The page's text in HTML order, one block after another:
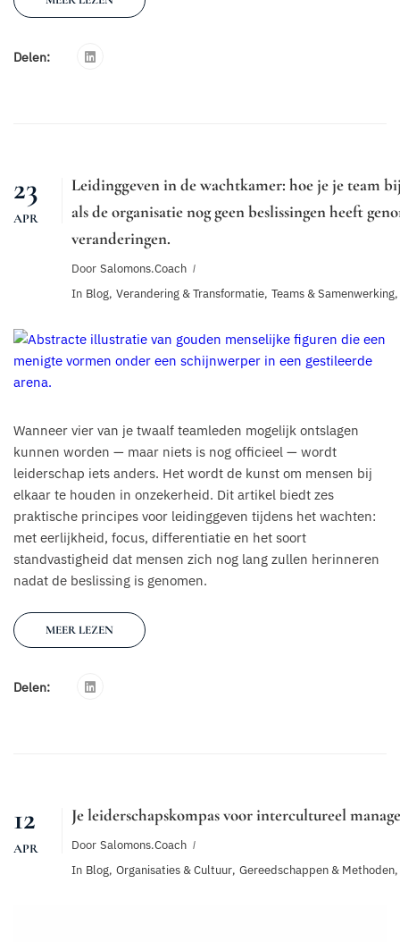
Delen:
23
APR
Leidinggeven in de wachtkamer: hoe je je team
als de organisatie nog geen beslissingen heeft
veranderingen.
Door Salomons.coach
In Blog, Verandering & Transformatie, Teams & Samenwerking,
Wanneer vier van je twaalf teamleden mogelijk ontslagen
kunnen worden — maar niets is nog officieel — wordt
leiderschap iets anders. Het wordt de kunst om mensen bij
elkaar te houden in onzekerheid. Dit artikel biedt zes
praktische principes voor leidinggeven tijdens het wachten:
met eerlijkheid, focus, differentiatie en het soort
standvastigheid dat mensen zich nog lang zullen herinneren
nadat de beslissing is genomen.
MEER LEZEN
Delen:
12
APR
Je leiderschapskompas voor intercultureel
Door Salomons.coach
In Blog, Organisaties & Cultuur, Gereedschappen & Methoden,